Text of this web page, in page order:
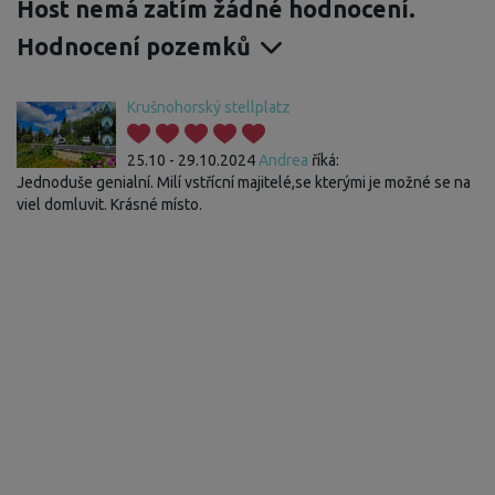
Host nemá zatím žádné hodnocení.
Hodnocení pozemků
Krušnohorský stellplatz
25.10 - 29.10.2024Andrea říká:
Jednoduše genialní. Milí vstřícní majitelé,se kterými je možné se na
viel domluvit. Krásné místo.